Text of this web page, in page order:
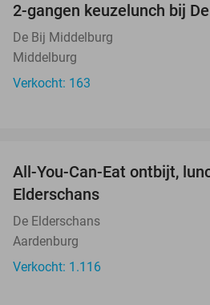
2-gangen keuzelunch bij
De Bij Middelburg
Middelburg
Verkocht: 163
All-You-Can-Eat ontbijt,
Elderschans
De Elderschans
Aardenburg
Verkocht: 1.116